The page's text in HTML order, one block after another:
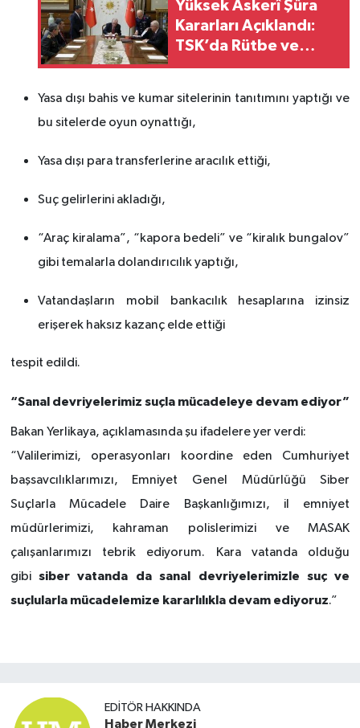
Yüksek Askerî Şûra
Kararları Açıklandı:
TSK’da Rütbe ve
Atama Listesi Belli
Yasa dışı bahis ve kumar sitelerinin tanıtımını yaptığı ve
bu sitelerde oyun oynattığı,
Yasa dışı para transferlerine aracılık ettiği,
Suç gelirlerini akladığı,
“Araç kiralama”, “kapora bedeli” ve “kiralık bungalov”
gibi temalarla dolandırıcılık yaptığı,
Vatandaşların mobil bankacılık hesaplarına izinsiz
erişerek haksız kazanç elde ettiği
tespit edildi.
“Sanal devriyelerimiz suçla mücadeleye devam ediyor”
Bakan Yerlikaya, açıklamasında şu ifadelere yer verdi:
“Valilerimizi, operasyonları koordine eden Cumhuriyet
başsavcılıklarımızı, Emniyet Genel Müdürlüğü Siber
Suçlarla Mücadele Daire Başkanlığımızı, il emniyet
müdürlerimizi, kahraman polislerimizi ve MASAK
çalışanlarımızı tebrik ediyorum. Kara vatanda olduğu
gibisiber vatanda da sanal devriyelerimizle suç ve
suçlularla mücadelemize kararlılıkla devam ediyoruz.”
EDITÖR HAKKINDA
Haber Merkezi